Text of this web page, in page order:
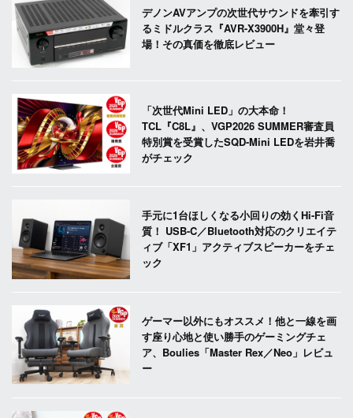
デノンAVアンプの次世代サウンドを牽引す
るミドルクラス『AVR-X3900H』堂々登
場！その真価を徹底レビュー
「次世代Mini LED」の大本命！
TCL『C8L』、VGP2026 SUMMER審査員
特別賞を受賞したSQD-Mini LEDを岩井喬
がチェック
手元に1台ほしくなる小回りの効くHi-Fi音
質！ USB-C／Bluetooth対応のクリエイテ
ィブ「XF1」アクティブスピーカーをチェ
ック
ゲーマー以外にもオススメ！他と一線を画
す座り心地と使い勝手のゲーミングチェ
ア、Boulies「Master Rex／Neo」レビュ
ー